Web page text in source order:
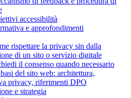
accessibilità
e approfondimenti
rispettare la privacy sin dalla
di un sito o servizio digitale
il consenso quando necessario
del sito web: architettura,
privacy, riferimenti DPO
e strategia